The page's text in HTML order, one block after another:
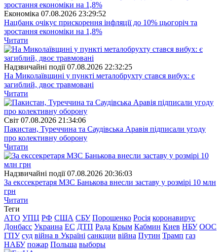
Економіка 07.08.2026 23:29:52
Нацбанк очікує прискорення інфляції до 10% цьогоріч та
зростання економіки на 1,8%
Читати
Надзвичайні події 07.08.2026 22:32:25
На Миколаївщині у пункті металобрухту стався вибух: є
загиблий, двоє травмовані
Читати
Свiт 07.08.2026 21:34:06
Пакистан, Туреччина та Саудівська Аравія підписали угоду
про колективну оборону
Читати
Надзвичайні події 07.08.2026 20:36:03
За екссекретаря МЗС Банькова внесли заставу у розмірі 10 млн
грн
Читати
Теги
АТО УПЦ РФ США СБУ Порошенко Росія коронавирус
Донбасс Украина ЕС ДТП Рада Крым Кабмин Киев НБУ ООС
ГПУ суд війна в Україні санкции війна Путин Трамп газ
НАБУ пожар Польша выборы